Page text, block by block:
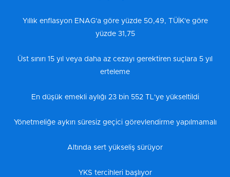
Yıllık enflasyon ENAG'a göre yüzde 50,49, TÜİK'e göre
yüzde 31,75
Üst sınırı 15 yıl veya daha az cezayı gerektiren suçlara 5 yıl
erteleme
En düşük emekli aylığı 23 bin 552 TL'ye yükseltildi
Yönetmeliğe aykırı süresiz geçici görevlendirme yapılmamalı
Altında sert yükseliş sürüyor
YKS tercihleri başlıyor